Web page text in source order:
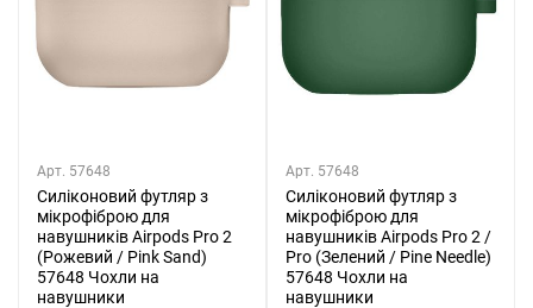
Арт. 57648
Силіконовий футляр з
мікрофіброю для
навушників Airpods Pro 2
(Рожевий / Pink Sand)
57648 Чохли на
навушники
Арт. 57648
Силіконовий футляр з
мікрофіброю для
навушників Airpods Pro 2 /
Pro (Зелений / Pine Needle)
57648 Чохли на
навушники